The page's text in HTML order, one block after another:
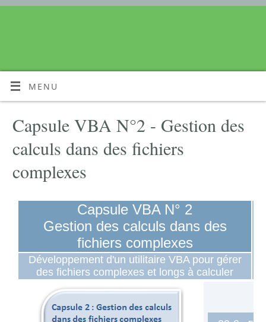
MENU
Capsule VBA N°2 - Gestion des
calculs dans des fichiers
complexes